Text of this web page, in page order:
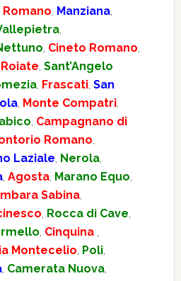
Romano, Manziana,
,
, Cineto Romano,
Roiate, Sant’Angelo
, Frascati, San
, Monte Compatri,
, Campagnano di
Romano,
Laziale, Nerola,
, Agosta, Marano Equo,
Sabina,
, Rocca di Cave,
, Cinquina ,
Montecelio, Poli,
, Camerata Nuova,